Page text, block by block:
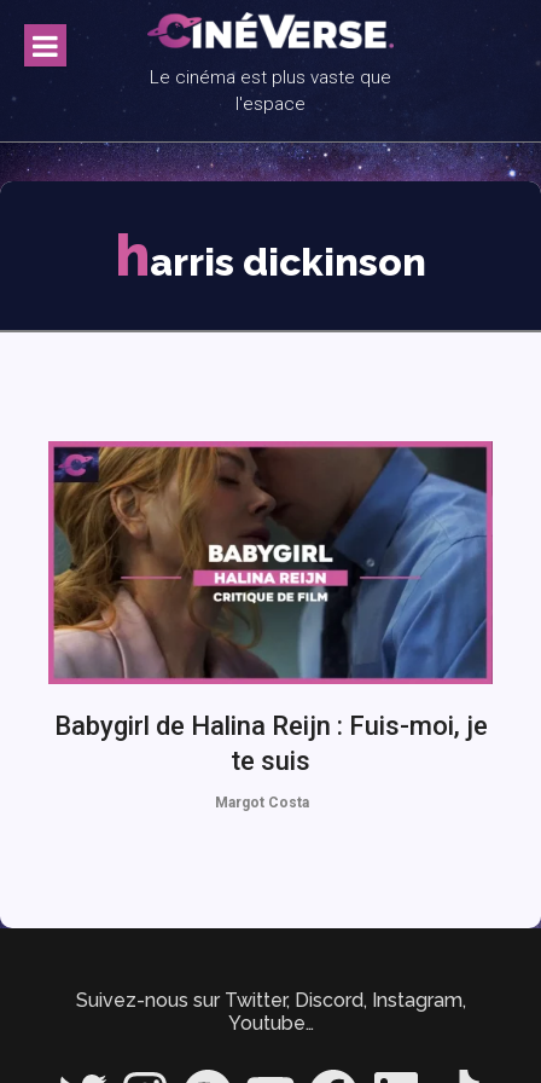
content
Le cinéma est plus vaste que
l'espace
harris dickinson
Babygirl de Halina Reijn : Fuis-moi, je
te suis
Margot Costa
Suivez-nous sur Twitter, Discord, Instagram,
Youtube…
Twitter InstagramSpotify YouTube FacebookLinkedIn TikTok